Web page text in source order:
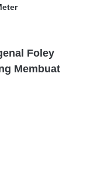
Foley
Membuat